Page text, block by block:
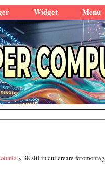
Widget Menu
38 siti in cui creare